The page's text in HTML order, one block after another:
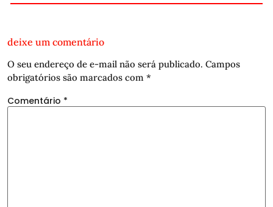
deixe um comentário
O seu endereço de e-mail não será publicado. Campos
obrigatórios são marcados com *
Comentário *